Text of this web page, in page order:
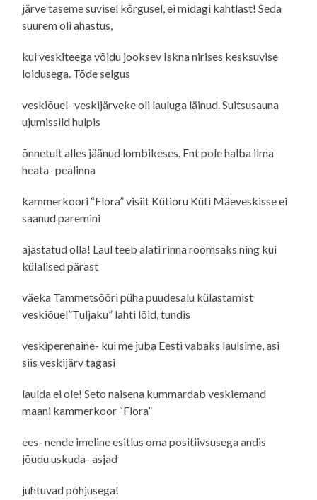
järve taseme suvisel kõrgusel, ei midagi kahtlast! Seda
suurem oli ahastus,
kui veskiteega võidu jooksev Iskna nirises kesksuvise
loidusega. Tõde selgus
veskiõuel- veskijärveke oli lauluga läinud. Suitsusauna
ujumissild hulpis
õnnetult alles jäänud lombikeses. Ent pole halba ilma
heata- pealinna
kammerkoori “Flora” visiit Kütioru Küti Mäeveskisse ei
saanud paremini
ajastatud olla! Laul teeb alati rinna rõõmsaks ning kui
külalised pärast
väeka Tammetsõõri püha puudesalu külastamist
veskiõuel”Tuljaku” lahti lõid, tundis
veskiperenaine- kui me juba Eesti vabaks laulsime, asi
siis veskijärv tagasi
laulda ei ole! Seto naisena kummardab veskiemand
maani kammerkoor “Flora”
ees- nende imeline esitlus oma positiivsusega andis
jõudu uskuda- asjad
juhtuvad põhjusega!